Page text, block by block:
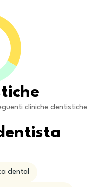
cliniche dentistiche
dental